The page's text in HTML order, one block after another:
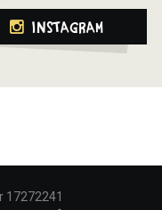
Instagram
17272241